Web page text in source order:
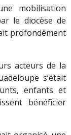
mobilisation
le diocèse de
profondément
acteurs de la
s’était
enfants et
bénéficier